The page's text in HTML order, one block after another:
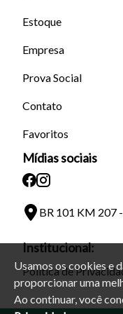
Usamos os cookies e
proporcionar uma
Ao continuar, você
Estoque
Empresa
Prova Social
Contato
Favoritos
Mídias sociais
BR 101 KM 207
Institucional:
Política de